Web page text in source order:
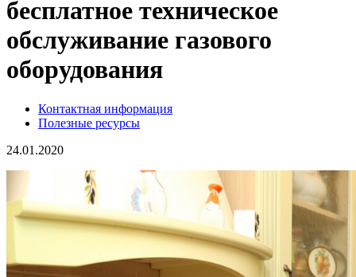
бесплатное техническое
обслуживание газового
оборудования
Контактная информация
Полезные ресурсы
24.01.2020